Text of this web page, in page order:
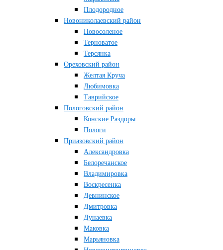
Плодородное
Новониколаевский район
Новосоленое
Терноватое
Терсянка
Ореховский район
Желтая Круча
Любимовка
Таврийское
Пологовский район
Конские Раздоры
Пологи
Приазовский район
Александровка
Белоречанское
Владимировка
Воскресенка
Девнинское
Дмитровка
Дунаевка
Маковка
Марьяновка